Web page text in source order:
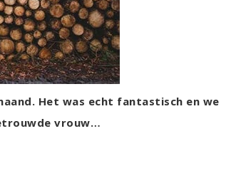
Het was echt fantastisch en we
vrouw…